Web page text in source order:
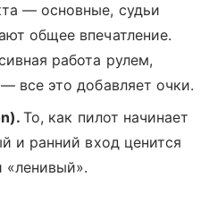
— основные, судьи
общее впечатление.
работа рулем,
все это добавляет очки.
То, как пилот начинает
и ранний вход ценится